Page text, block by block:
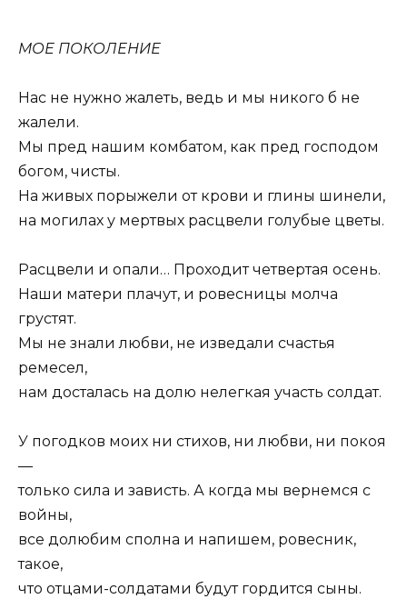
МОЕ ПОКОЛЕНИЕ
Нас не нужно жалеть, ведь и мы никого б не
жалели.
Мы пред нашим комбатом, как пред господом
богом, чисты.
На живых порыжели от крови и глины шинели,
на могилах у мертвых расцвели голубые цветы.
Расцвели и опали… Проходит четвертая осень.
Наши матери плачут, и ровесницы молча
грустят.
Мы не знали любви, не изведали счастья
ремесел,
нам досталась на долю нелегкая участь солдат.
У погодков моих ни стихов, ни любви, ни покоя
—
только сила и зависть. А когда мы вернемся с
войны,
все долюбим сполна и напишем, ровесник,
такое,
что отцами-солдатами будут гордится сыны.